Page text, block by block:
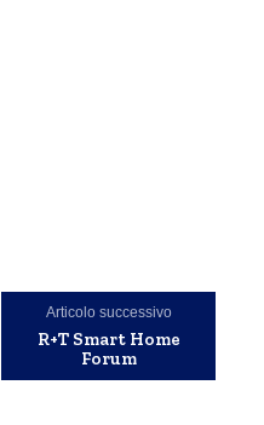
Articolo successivo
R+T Smart Home
Forum